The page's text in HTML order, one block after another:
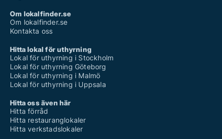
Om lokalfinder.se
Om lokalfinder.se
Kontakta oss
Hitta lokal för uthyrning
Lokal för uthyrning i Stockholm
Lokal för uthyrning Göteborg
Lokal för uthyrning i Malmö
Lokal för uthyrning i Uppsala
Hitta oss även här
Hitta förråd
Hitta restauranglokaler
Hitta verkstadslokaler